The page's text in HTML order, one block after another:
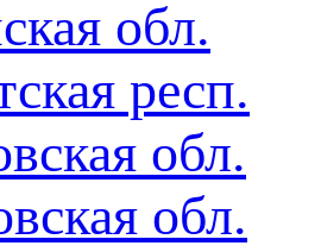
обл.
респ.
обл.
обл.